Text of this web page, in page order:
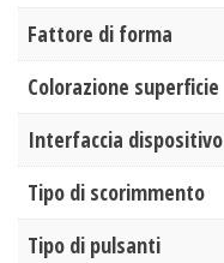
Fattore di forma
Colorazione superficie
Interfaccia dispositivo
Tipo di scorimmento
Tipo di pulsanti